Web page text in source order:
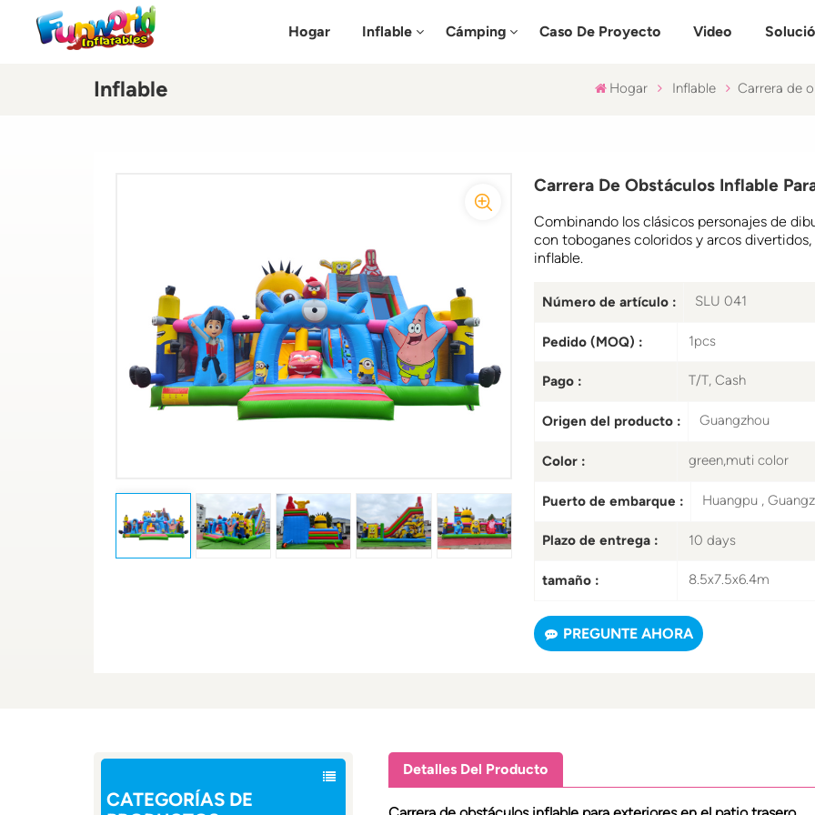
Hogar Inflable Cámping Caso De Proyecto Video
Inflable Hogar Inflable Carrera de
Carrera De Obstáculos Inflable
Combinando los clásicos personajes de
con toboganes coloridos y arcos
inflable.
Número de artículo : SLU 041
Pedido (MOQ) : 1pcs
Pago : T/T, Cash
Origen del producto : Guangzhou
Color : green,muti color
Puerto de embarque : Huangpu ,
Plazo de entrega : 10 days
tamaño : 8.5x7.5x6.4m
PREGUNTE AHORA
CATEGORÍAS DE
Detalles Del Producto